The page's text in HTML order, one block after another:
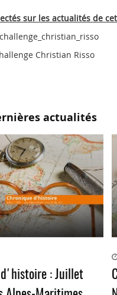
sur les actualités de
Christian Risso
actualités
d'histoire : Juillet